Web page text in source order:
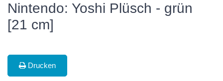
Nintendo: Yoshi Plüsch - grün
[21 cm]
Drucken